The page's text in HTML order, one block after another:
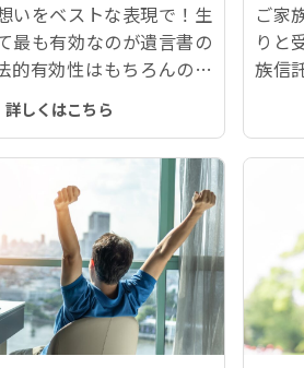
いをベストな表現で！生
最も有効なのが遺言書の
的有効性はもちろんのこ
いて良かった！と言える
付言事項をご提案しま
詳しくはこちら
ご家
りと
族信
な
お悩